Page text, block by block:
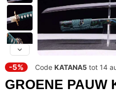
-5% Code KATANA5 tot 14
GROENE PAUW